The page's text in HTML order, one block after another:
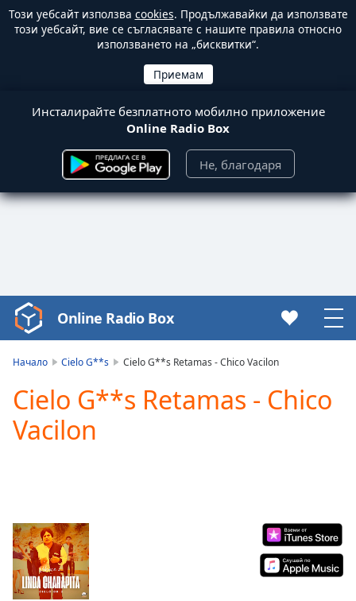
Този уебсайт използва cookies. Продължавайки да използвате
този уебсайт, вие се съгласявате с нашите правила относно
използването на „бисквитки“.
Инсталирайте безплатното мобилно приложение
Online Radio Box
Не, благодаря
Video
Player
Play
Video
Play
Current
Time0:00
Duration-:-
Loaded:
Online Radio Box
Начало Cielo G**s Cielo G**s Retamas - Chico Vacilon
Cielo G**s Retamas - Chico
Vacilon